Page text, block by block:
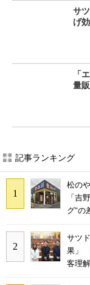
サ
げ
「
量
記事ランキング
松の
「吉
グ”の
サツ
果」
客理解